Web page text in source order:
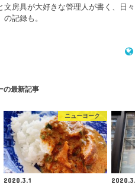
文房具が大好きな管理人が書く、日
の記録も。
の最新記事
ニューヨーク
2020.3.1